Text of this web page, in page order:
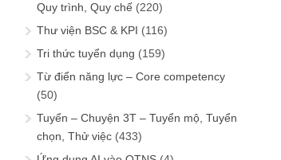
Quy trình, Quy chế (220)
Thư viện BSC & KPI (116)
Tri thức tuyển dụng (159)
Từ điển năng lực – Core competency
(50)
Tuyển – Chuyện 3T – Tuyển mộ, Tuyển
chọn, Thử việc (433)